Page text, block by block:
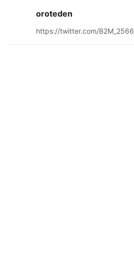
oroteden
https://twitter.com/B2M_2566